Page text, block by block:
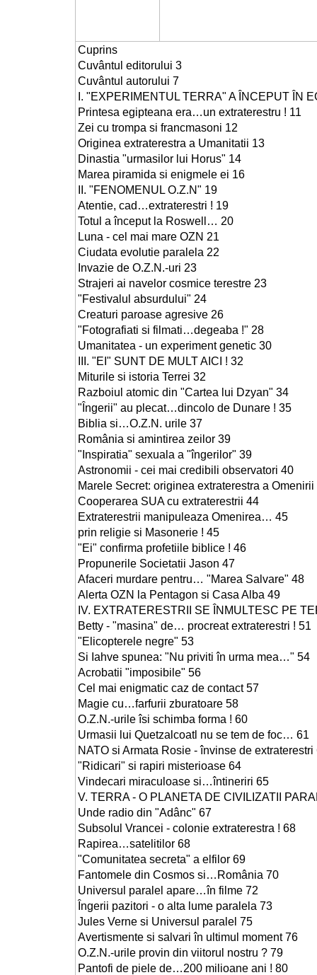
Cuprins
Cuvântul editorului 3
Cuvântul autorului 7
I. "EXPERIMENTUL TERRA" A ÎNCEPUT ÎN
Printesa egipteana era…un extraterestru ! 11
Zei cu trompa si francmasoni 12
Originea extraterestra a Umanitatii 13
Dinastia "urmasilor lui Horus" 14
Marea piramida si enigmele ei 16
II. "FENOMENUL O.Z.N" 19
Atentie, cad…extraterestri ! 19
Totul a început la Roswell… 20
Luna - cel mai mare OZN 21
Ciudata evolutie paralela 22
Invazie de O.Z.N.-uri 23
Strajeri ai navelor cosmice terestre 23
"Festivalul absurdului" 24
Creaturi paroase agresive 26
"Fotografiati si filmati…degeaba !" 28
Umanitatea - un experiment genetic 30
III. "EI" SUNT DE MULT AICI ! 32
Miturile si istoria Terrei 32
Razboiul atomic din "Cartea lui Dzyan" 34
"Îngerii" au plecat…dincolo de Dunare ! 35
Biblia si…O.Z.N. urile 37
România si amintirea zeilor 39
"Inspiratia" sexuala a "îngerilor" 39
Astronomii - cei mai credibili observatori 40
Marele Secret: originea extraterestra a Omenirii
Cooperarea SUA cu extraterestrii 44
Extraterestrii manipuleaza Omenirea… 45
prin religie si Masonerie ! 45
"Ei" confirma profetiile biblice ! 46
Propunerile Societatii Jason 47
Afaceri murdare pentru… "Marea Salvare" 48
Alerta OZN la Pentagon si Casa Alba 49
IV. EXTRATERESTRII SE ÎNMULTESC PE
Betty - "masina" de… procreat extraterestri ! 51
"Elicopterele negre" 53
Si Iahve spunea: "Nu priviti în urma mea…" 54
Acrobatii "imposibile" 56
Cel mai enigmatic caz de contact 57
Magie cu…farfurii zburatoare 58
O.Z.N.-urile îsi schimba forma ! 60
Urmasii lui Quetzalcoatl nu se tem de foc… 61
NATO si Armata Rosie - învinse de extraterestri
"Ridicari" si rapiri misterioase 64
Vindecari miraculoase si…întineriri 65
V. TERRA - O PLANETA DE CIVILIZATII
Unde radio din "Adânc" 67
Subsolul Vrancei - colonie extraterestra ! 68
Rapirea…satelitilor 68
"Comunitatea secreta" a elfilor 69
Fantomele din Cosmos si…România 70
Universul paralel apare…în filme 72
Îngerii pazitori - o alta lume paralela 73
Jules Verne si Universul paralel 75
Avertismente si salvari în ultimul moment 76
O.Z.N.-urile provin din viitorul nostru ? 79
Pantofi de piele de…200 milioane ani ! 80